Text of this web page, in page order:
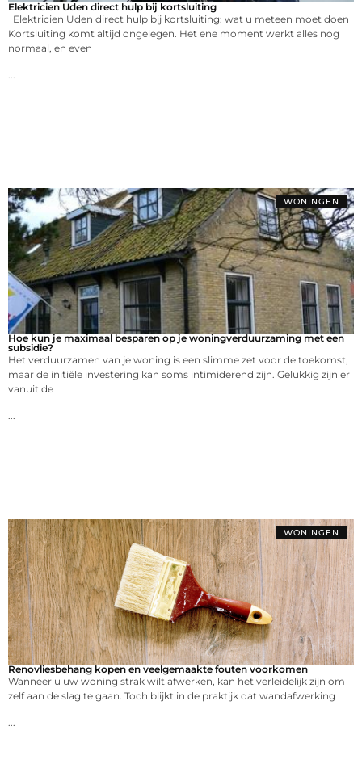
Elektricien Uden direct hulp bij kortsluiting
Elektricien Uden direct hulp bij kortsluiting: wat u meteen moet doen
Kortsluiting komt altijd ongelegen. Het ene moment werkt alles nog
normaal, en even
WONINGEN
Hoe kun je maximaal besparen op je woningverduurzaming met een
subsidie?
Het verduurzamen van je woning is een slimme zet voor de toekomst,
maar de initiële investering kan soms intimiderend zijn. Gelukkig zijn er
vanuit de
WONINGEN
Renovliesbehang kopen en veelgemaakte fouten voorkomen
Wanneer u uw woning strak wilt afwerken, kan het verleidelijk zijn om
zelf aan de slag te gaan. Toch blijkt in de praktijk dat wandafwerking